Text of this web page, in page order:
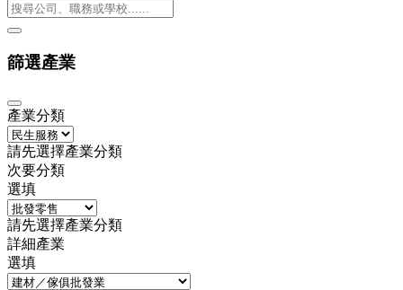
篩選產業
產業分類
請先選擇產業分類
次要分類
選填
請先選擇產業分類
詳細產業
選填